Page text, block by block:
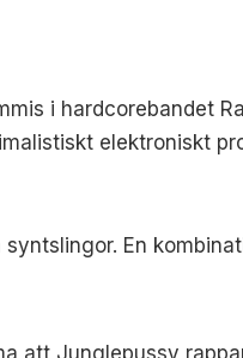
i hardcorebandet
elektroniskt
En